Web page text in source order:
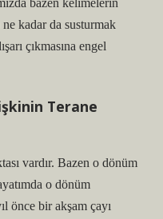
bazen kelimelerin
kadar da susturmak
çıkmasına engel
Terane
vardır. Bazen o dönüm
o dönüm
önce bir akşam çayı